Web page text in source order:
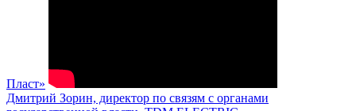
Пласт»
Дмитрий Зорин, директор по связям с органами